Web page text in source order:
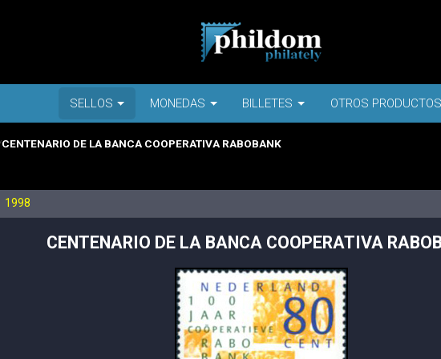
SELLOS MONEDAS BILLETES OTROS PRODUCTOS
CENTENARIO DE LA BANCA COOPERATIVA RABOBANK
1998
CENTENARIO DE LA BANCA COOPERATIVA